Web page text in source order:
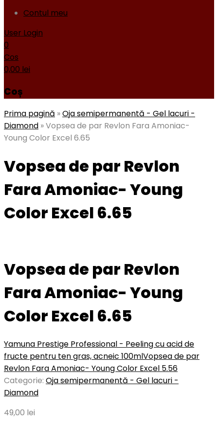
Contul meu
User Login
0
Cos
0,00 lei
Coș
Prima pagină »Oja semipermanentă - Gel lacuri -
Diamond »Vopsea de par Revlon Fara Amoniac-
Young Color Excel 6.65
Vopsea de par Revlon
Fara Amoniac- Young
Color Excel 6.65
Vopsea de par Revlon
Fara Amoniac- Young
Color Excel 6.65
Yamuna Prestige Professional - Peeling cu acid de
fructe pentru ten gras, acneic 100mlVopsea de par
Revlon Fara Amoniac- Young Color Excel 5.56
Categorie: Oja semipermanentă - Gel lacuri -
Diamond
49,00 lei